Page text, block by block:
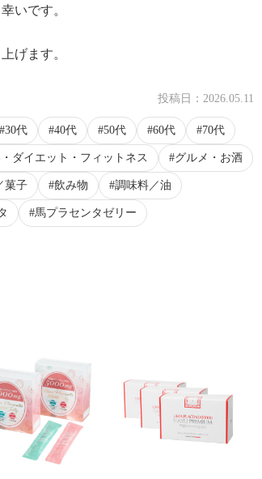
いです。
げます。
投稿日： 2026.05.11
30代 40代 50代 60代 70代
ダイエット・フィットネス グルメ・お酒
菓子 飲み物 調味料／油
馬プラセンタゼリー